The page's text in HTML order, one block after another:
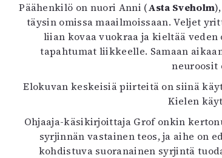
Päähenkilö on nuori Anni (Asta Sveholm
täysin omissa maailmoissaan. Veljet
liian kovaa vuokraa ja kieltää
tapahtumat liikkeelle. Samaan
neuroosit
Elokuvan keskeisiä piirteitä on siinä
Kielen
Ohjaaja-käsikirjoittaja Grof onkin
syrjinnän vastainen teos, ja aihe on
kohdistuva suoranainen syrjintä